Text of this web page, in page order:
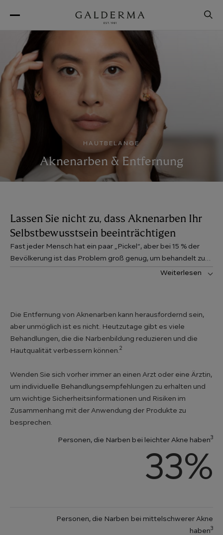
HAUTBELANGE
Aknenarben & Entfernung
Lassen Sie nicht zu, dass Aknenarben Ihr
Selbstbewusstsein beeinträchtigen
Fast jeder Mensch hat ein paar „Pickel“, aber bei 15 % der
Bevölkerung ist das Problem groß genug, um behandelt zu
werden. Bei den meisten verschwindet die Akne bis zum
Weiterlesen
Die Entfernung von Aknenarben kann herausfordernd sein,
aber unmöglich ist es nicht. Heutzutage gibt es viele
Behandlungen, die die Narbenbildung reduzieren und die
Hautqualität verbessern können. 2
Wenden Sie sich vorher immer an einen Arzt oder eine Ärztin,
um individuelle Behandlungsempfehlungen zu erhalten und
um wichtige Sicherheitsinformationen und Risiken im
Zusammenhang mit der Anwendung der Produkte zu
besprechen.
33%
Personen, die Narben bei leichter Akne haben3
Personen, die Narben bei mittelschwerer Akne
haben3